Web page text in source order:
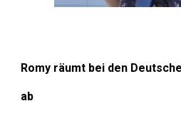
Romy räumt bei den
ab